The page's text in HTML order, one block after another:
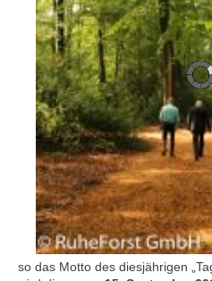
so das Motto des diesjährigen